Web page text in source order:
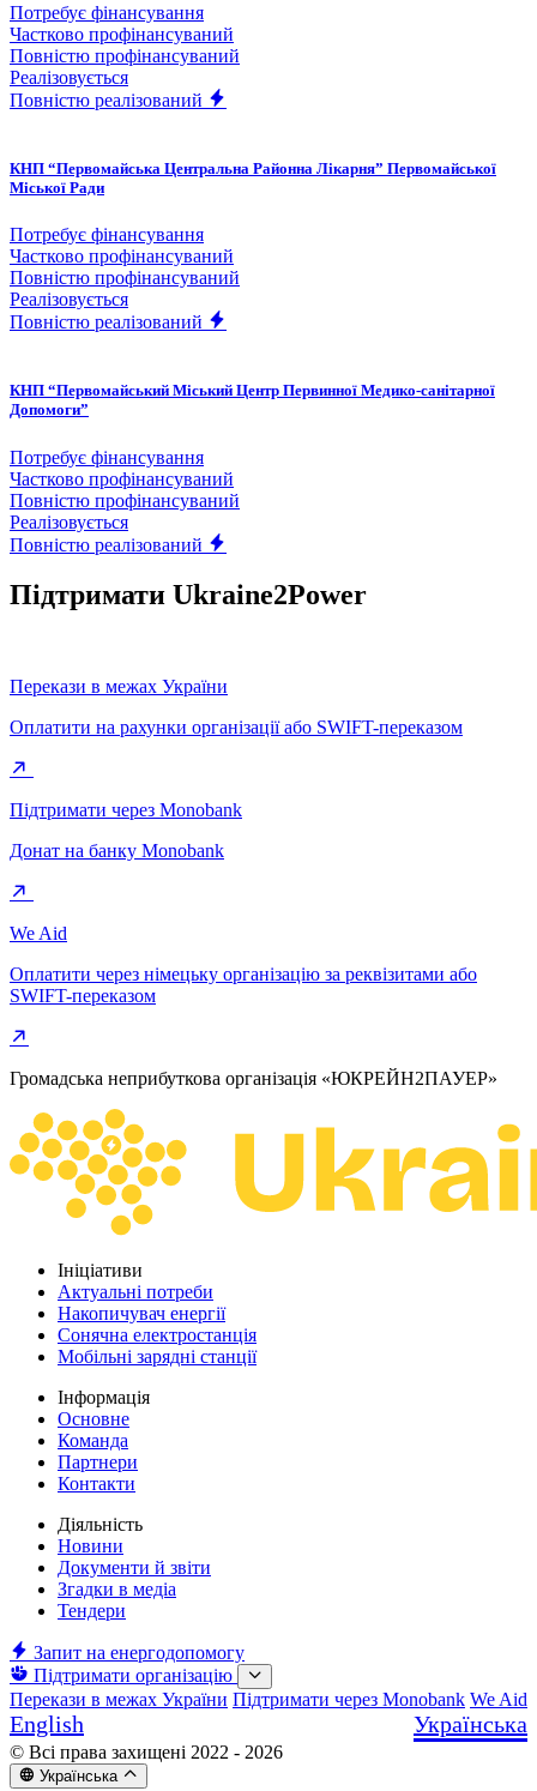
Потребує фінансування
Частково профінансуваний
Повністю профінансуваний
Реалізовується
Повністю реалізований
КНП “Первомайська Центральна Районна Лікарня” Первомайської
Міської Ради
Потребує фінансування
Частково профінансуваний
Повністю профінансуваний
Реалізовується
Повністю реалізований
КНП “Первомайський Міський Центр Первинної Медико-санітарної
Допомоги”
Потребує фінансування
Частково профінансуваний
Повністю профінансуваний
Реалізовується
Повністю реалізований
Підтримати Ukraine2Power
Перекази в межах України
Оплатити на рахунки організації або SWIFT-переказом
Підтримати через Monobank
Донат на банку Monobank
We Aid
Оплатити через німецьку організацію за реквізитами або
SWIFT-переказом
Громадська неприбуткова організація «ЮКРЕЙН2ПАУЕР»
Ініціативи
Актуальні потреби
Накопичувач енергії
Сонячна електростанція
Мобільні зарядні станції
Інформація
Основне
Команда
Партнери
Контакти
Діяльність
Новини
Документи й звіти
Згадки в медіа
Тендери
Запит на енергодопомогу
Підтримати організацію
Перекази в межах України Підтримати через Monobank We Aid
English Українська
© Всі права захищені 2022 - 2026
Українська